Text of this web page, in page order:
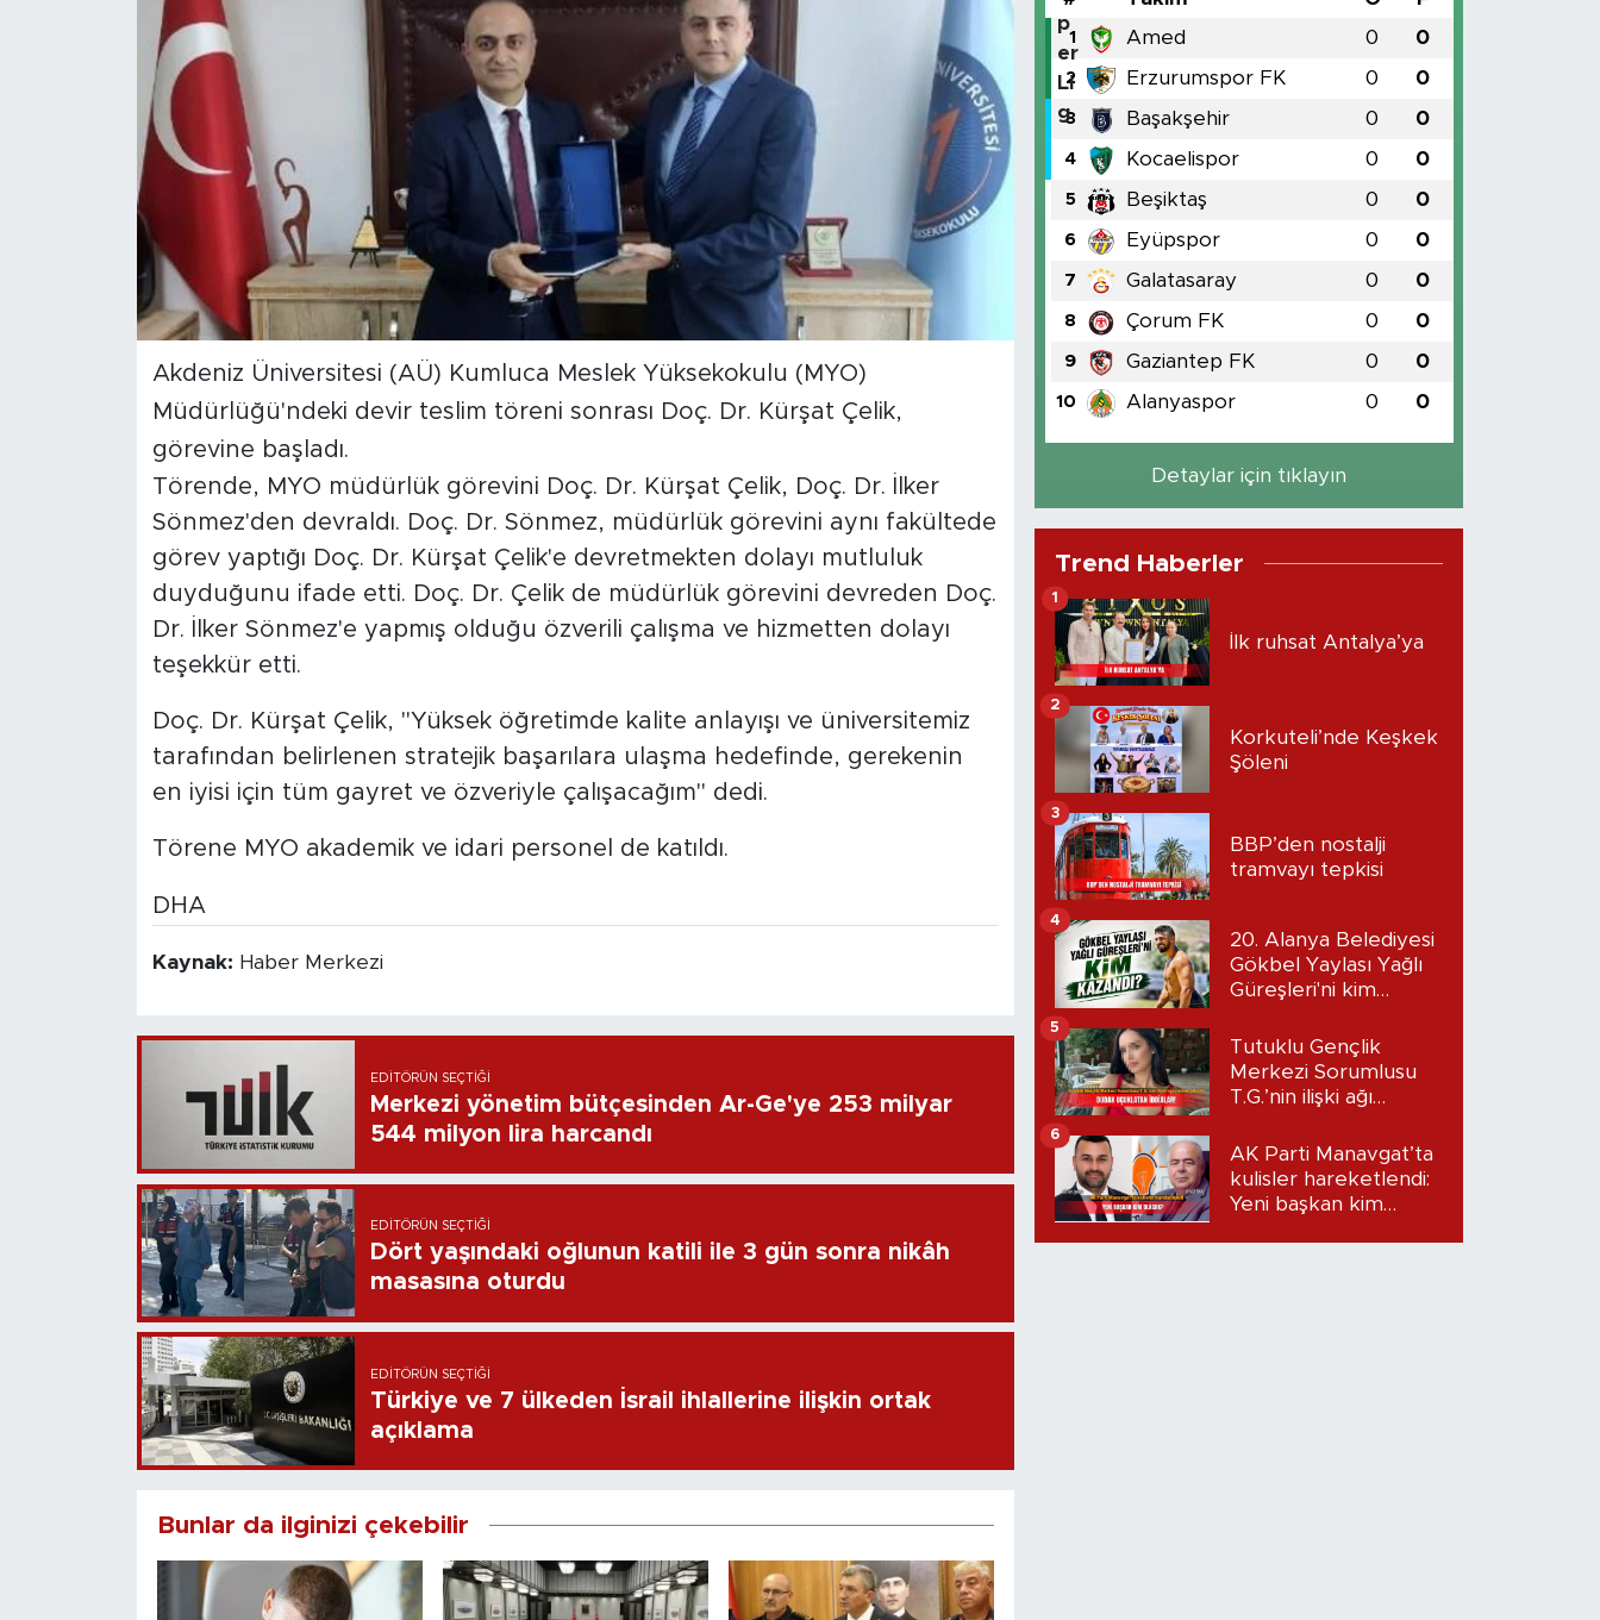
Akdeniz Üniversitesi (AÜ) Kumluca Meslek Yüksekokulu (MYO)
Müdürlüğü'ndeki devir teslim töreni sonrası Doç. Dr. Kürşat Çelik,
görevine başladı.
Törende, MYO müdürlük görevini Doç. Dr. Kürşat Çelik, Doç. Dr. İlker
Sönmez'den devraldı. Doç. Dr. Sönmez, müdürlük görevini aynı fakültede
görev yaptığı Doç. Dr. Kürşat Çelik'e devretmekten dolayı mutluluk
duyduğunu ifade etti. Doç. Dr. Çelik de müdürlük görevini devreden Doç.
Dr. İlker Sönmez'e yapmış olduğu özverili çalışma ve hizmetten dolayı
teşekkür etti.
Doç. Dr. Kürşat Çelik, "Yüksek öğretimde kalite anlayışı ve üniversitemiz
tarafından belirlenen stratejik başarılara ulaşma hedefinde, gerekenin
en iyisi için tüm gayret ve özveriyle çalışacağım" dedi.
Törene MYO akademik ve idari personel de katıldı.
DHA
Kaynak: Haber Merkezi
EDITÖRÜN SEÇTIĞI
Merkezi yönetim bütçesinden Ar-Ge'ye 253 milyar
544 milyon lira harcandı
EDITÖRÜN SEÇTIĞI
Dört yaşındaki oğlunun katili ile 3 gün sonra nikâh
masasına oturdu
EDITÖRÜN SEÇTIĞI
Türkiye ve 7 ülkeden İsrail ihlallerine ilişkin ortak
açıklama
Bunlar da ilginizi çekebilir
1 Amed 0 0
2 Erzurumspor FK 0 0
3 Başakşehir 0 0
4 Kocaelispor 0 0
5 Beşiktaş 0 0
6 Eyüpspor 0 0
7 Galatasaray 0 0
8 Çorum FK 0 0
9 Gaziantep FK 0 0
10 Alanyaspor 0 0
Detaylar için tıklayın
Trend Haberler
İlk ruhsat Antalya’ya
1
Korkuteli’nde Keşkek
Şöleni
2
BBP’den nostalji
tramvayı tepkisi
3
20. Alanya Belediyesi
Gökbel Yaylası Yağlı
Güreşleri'ni kim
4
Tutuklu Gençlik
Merkezi Sorumlusu
T.G.’nin ilişki ağı
Dudak uçuklatan
iddialar!
5
AK Parti Manavgat’ta
kulisler hareketlendi:
Yeni başkan kim
6
Özel Haber
Politika
Resmi İlanlar